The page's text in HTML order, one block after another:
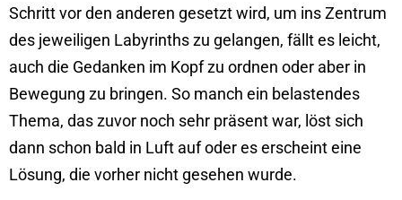
Schritt vor den anderen gesetzt wird, um ins Zentrum
des jeweiligen Labyrinths zu gelangen, fällt es leicht,
auch die Gedanken im Kopf zu ordnen oder aber in
Bewegung zu bringen. So manch ein belastendes
Thema, das zuvor noch sehr präsent war, löst sich
dann schon bald in Luft auf oder es erscheint eine
Lösung, die vorher nicht gesehen wurde.